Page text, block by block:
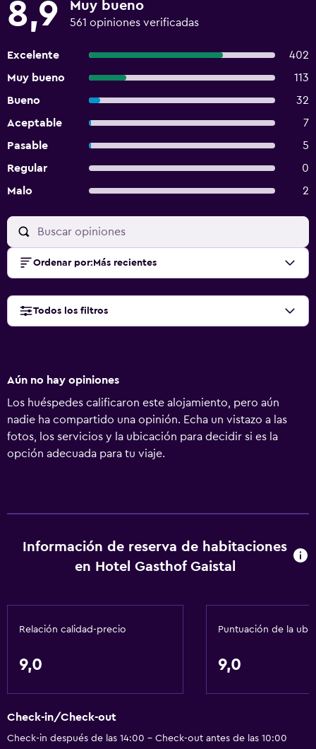
8,9 Muy bueno
561 opiniones verificadas
Excelente
402
Muy bueno
113
Bueno
32
Aceptable
7
Pasable
5
Regular
0
Malo
2
Ordenar por: Más recientes
Todos los filtros
Aún no hay opiniones
Los huéspedes calificaron este alojamiento, pero aún
nadie ha compartido una opinión. Echa un vistazo a las
fotos, los servicios y la ubicación para decidir si es la
opción adecuada para tu viaje.
Información de reserva de habitaciones
en Hotel Gasthof Gaistal
Relación calidad-precio
9,0
Puntuación de la
9,0
Check-in/Check-out
Check-in después de las 14:00 - Check-out antes de las 10:00